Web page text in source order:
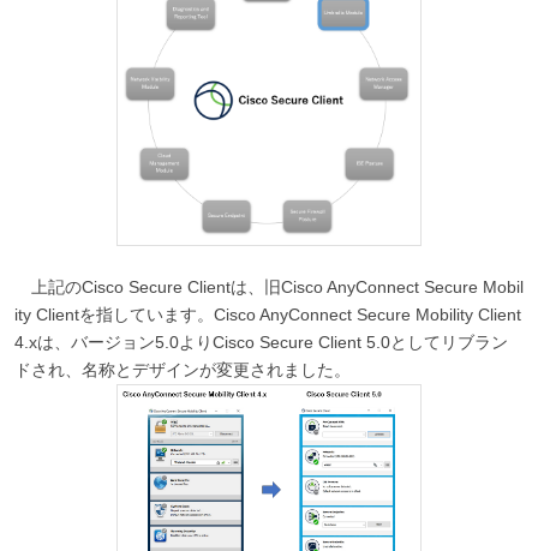
上記のCisco Secure Clientは、旧Cisco AnyConnect Secure Mobil
ity Clientを指しています。Cisco AnyConnect Secure Mobility Client
4.xは、バージョン5.0よりCisco Secure Client 5.0としてリブラン
ドされ、名称とデザインが変更されました。